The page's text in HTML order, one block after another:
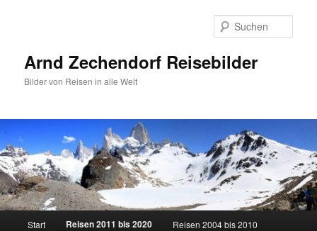
Arnd Zechendorf Reisebilder
Bilder von Reisen in alle Welt
Start Reisen 2011 bis 2020 Reisen 2004 bis 2010